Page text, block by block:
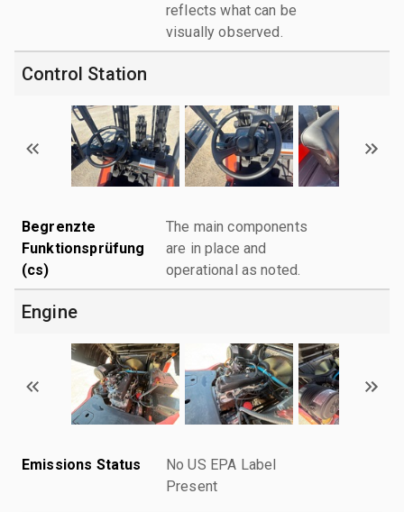
reflects what can be
visually observed.
Control Station
Begrenzte
Funktionsprüfung
(cs)
The main components
are in place and
operational as noted.
Engine
Emissions Status
No US EPA Label
Present